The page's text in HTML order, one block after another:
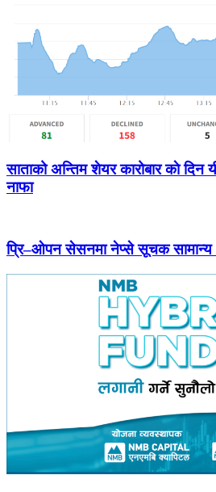
साताको अन्तिम शेयर कारोबार काे दिन
नाफा
प्रि–ओपन सेसनमा नेप्से सूचक